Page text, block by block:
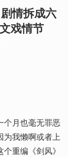
情拆成六
戏情节
个月也毫无罪恶
为我懒啊或者上
重编《剑风》